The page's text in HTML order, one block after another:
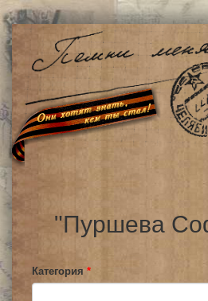
"Пуршева
Категория *